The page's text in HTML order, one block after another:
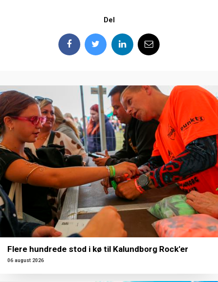
Del
Flere hundrede stod i kø til Kalundborg Rock'er
06 august 2026